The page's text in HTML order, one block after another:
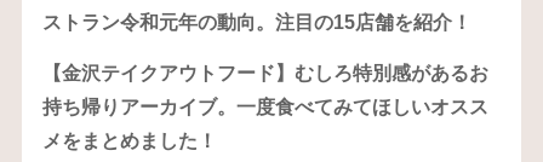
ストラン令和元年の動向。注目の15店舗を紹介！
【金沢テイクアウトフード】むしろ特別感があるお
持ち帰りアーカイブ。一度食べてみてほしいオスス
メをまとめました！